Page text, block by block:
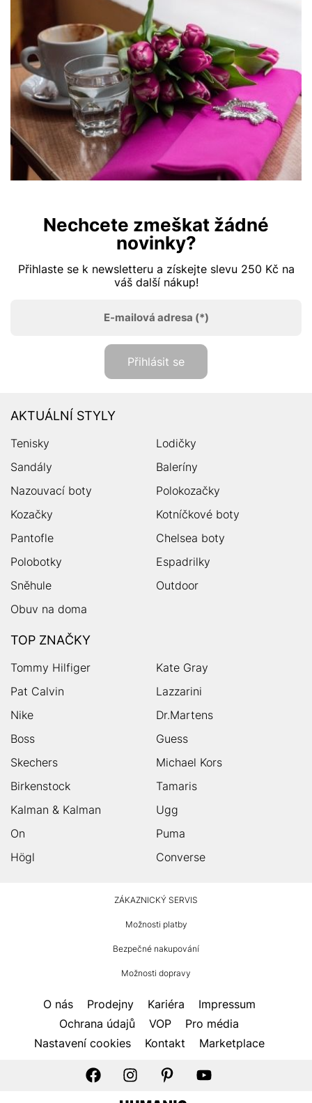
Nechcete zmeškat žádné
novinky?
Přihlaste se k newsletteru a získejte slevu 250 Kč na
váš další nákup!
E-mailová adresa (*)
Přihlásit se
AKTUÁLNÍ STYLY
Tenisky
Lodičky
Sandály
Baleríny
Nazouvací boty
Polokozačky
Kozačky
Kotníčkové boty
Pantofle
Chelsea boty
Polobotky
Espadrilky
Sněhule
Outdoor
Obuv na doma
TOP ZNAČKY
Tommy Hilfiger
Kate Gray
Pat Calvin
Lazzarini
Nike
Dr.Martens
Boss
Guess
Skechers
Michael Kors
Birkenstock
Tamaris
Kalman & Kalman
Ugg
On
Puma
Högl
Converse
ZÁKAZNICKÝ SERVIS
Možnosti platby
Bezpečné nakupování
Možnosti dopravy
O nás Prodejny Kariéra
Impressum
Ochrana údajů
VOP
Pro média
Nastavení cookies
Kontakt Marketplace